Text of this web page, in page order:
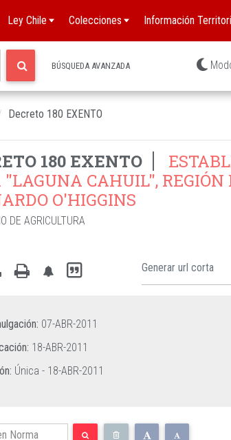
Ley Chile Colecciones Información
BÚSQUEDA AVANZADA
Decreto 180 EXENTO
180 EXENTO
"LAGUNA CAHUIL", REGIÓN
O'HIGGINS
DE AGRICULTURA
07-ABR-2011
18-ABR-2011
Única - 18-ABR-2011